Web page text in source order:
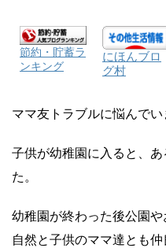
節約・貯蓄ラ
ンキング
にほんブロ
グ村
ママ友トラブルに悩んでい
子供が幼稚園に入ると、
た。
幼稚園が終わった後公園や
自然と子供のママ達とも仲